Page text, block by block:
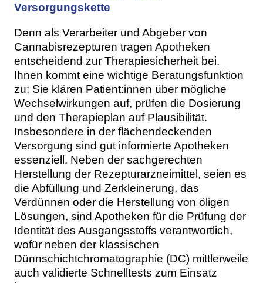
Versorgungskette
Denn als Verarbeiter und Abgeber von
Cannabisrezepturen tragen Apotheken
entscheidend zur Therapiesicherheit bei.
Ihnen kommt eine wichtige Beratungsfunktion
zu: Sie klären Patient:innen über mögliche
Wechselwirkungen auf, prüfen die Dosierung
und den Therapieplan auf Plausibilität.
Insbesondere in der flächendeckenden
Versorgung sind gut informierte Apotheken
essenziell. Neben der sachgerechten
Herstellung der Rezepturarzneimittel, seien es
die Abfüllung und Zerkleinerung, das
Verdünnen oder die Herstellung von öligen
Lösungen, sind Apotheken für die Prüfung der
Identität des Ausgangsstoffs verantwortlich,
wofür neben der klassischen
Dünnschichtchromatographie (DC) mittlerweile
auch validierte Schnelltests zum Einsatz